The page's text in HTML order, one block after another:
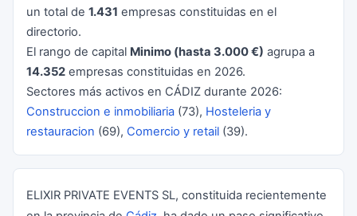
un total de 1.431 empresas constituidas en el
directorio.
El rango de capital Minimo (hasta 3.000 €) agrupa a
14.352 empresas constituidas en 2026.
Sectores más activos en CÁDIZ durante 2026:
Construccion e inmobiliaria (73), Hosteleria y
restauracion (69), Comercio y retail (39).
ELIXIR PRIVATE EVENTS SL, constituida recientemente